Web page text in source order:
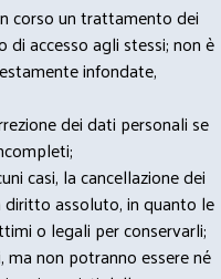
corso un trattamento dei
accesso agli stessi; non è
infondate,
dei dati personali se
casi, la cancellazione dei
assoluto, in quanto le
o legali per conservarli;
non potranno essere né